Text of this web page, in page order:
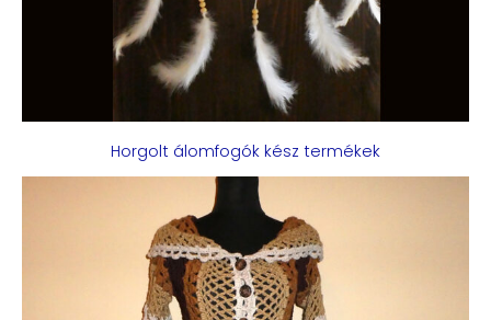
Horgolt álomfogók kész termékek